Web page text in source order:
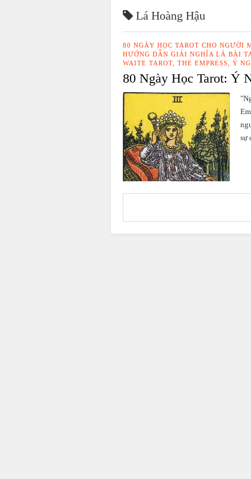
Lá Hoàng Hậu
80 NGÀY HỌC TAROT CHO NGƯỜI
HƯỚNG DẪN GIẢI NGHĨA LÁ BÀI
WAITE TAROT
THE EMPRESS Ý
80 Ngày Học Tarot: Ý
sự